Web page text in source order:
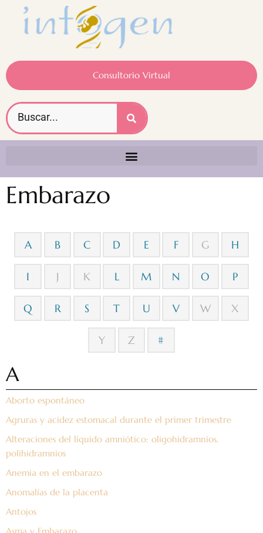
Consultorio Virtual
Embarazo
A B C D E F G H
I J K L M N O P
Q R S T U V W X
Y Z #
A
Aborto espontáneo
Agruras y acidez estomacal durante el primer trimestre
Alteraciones del líquido amniótico: oligohidramnios,
polihidramnios
Anemia en el embarazo
Anomalías de la placenta
Antojos